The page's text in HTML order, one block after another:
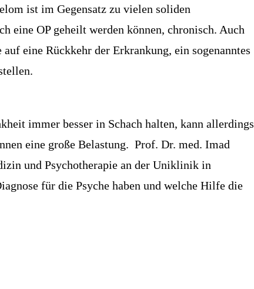
ist im Gegensatz zu vielen soliden
eine OP geheilt werden können, chronisch. Auch
eine Rückkehr der Erkrankung, ein sogenanntes
immer besser in Schach halten, kann allerdings
eine große Belastung. Prof. Dr. med. Imad
und Psychotherapie an der Uniklinik in
für die Psyche haben und welche Hilfe die